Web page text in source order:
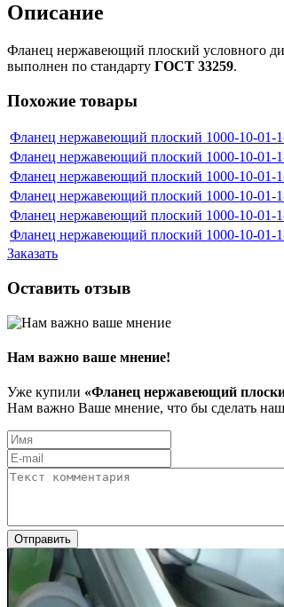
Описание
Фланец нержавеющий плоский условного
выполнен по стандарту ГОСТ 33259.
Похожие товары
Фланец нержавеющий плоский 1000-10-
Фланец нержавеющий плоский 1000-10-
Фланец нержавеющий плоский 1000-10-
Фланец нержавеющий плоский 1000-10-
Фланец нержавеющий плоский 1000-10-
Фланец нержавеющий плоский 1000-10-
Заказать
Оставить отзыв
Нам важно ваше мнение!
Уже купили «Фланец нержавеющий
Нам важно Ваше мнение, что бы сделать